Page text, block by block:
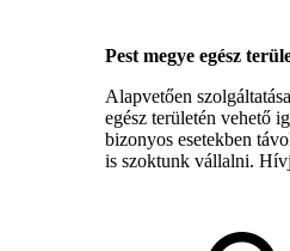
Pest megye egész
Alapvetően
egész területén vehető
bizonyos esetekben
is szoktunk vállalni.